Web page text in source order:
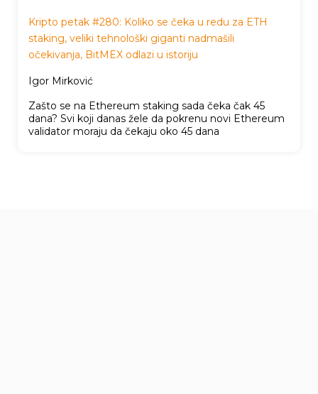
Kripto petak #280: Koliko se čeka u redu za ETH
staking, veliki tehnološki giganti nadmašili
očekivanja, BitMEX odlazi u istoriju
Igor Mirković
Zašto se na Ethereum staking sada čeka čak 45
dana? Svi koji danas žele da pokrenu novi Ethereum
validator moraju da čekaju oko 45 dana